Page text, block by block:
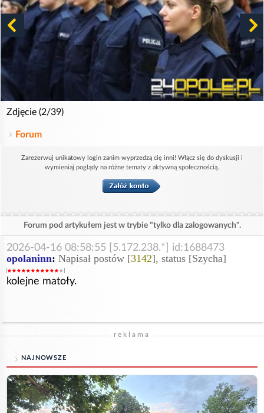
Zdjęcie (2/39)
Forum
Zarezerwuj unikatowy login zanim wyprzedzą cię inni! Włącz się do dyskusji i
wymieniaj poglądy na różne tematy z aktywną społecznością.
Forum pod artykułem jest w trybie "tylko dla zalogowanych".
2026-04-16 08:58:55 [5.172.238.*] id:1688473
opolaninn: Napisał postów [3142], status [Szycha]
kolejne matoły.
reklama
NAJNOWSZE